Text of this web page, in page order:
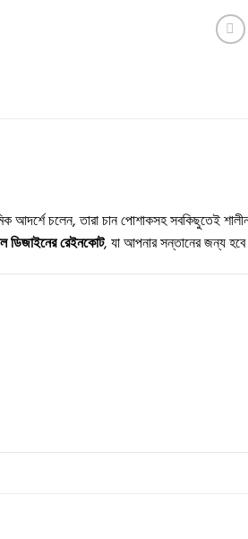
আদর্শে চলেন, তারা চান পোশাকসহ সবকিছুতেই
ডিজাইনের রেইনকোট, যা আপনার সন্তানের জন্য হবে